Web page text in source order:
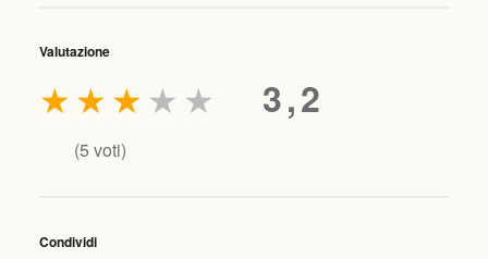
Valutazione
3,2
★
★
★
★
★
(5 voti)
Condividi